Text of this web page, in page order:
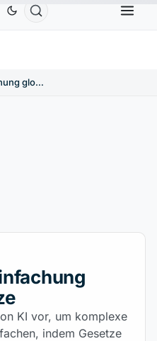
USDT 0,9991 $ BNB
CZ: KI zur Vereinfachung globaler Gesetze
KI vor, um komplexe
indem Gesetze